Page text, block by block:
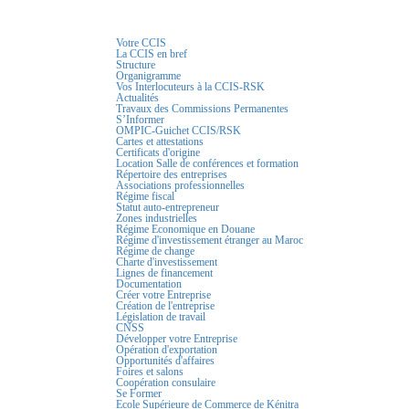
Votre CCIS
La CCIS en bref
Structure
Organigramme
Vos Interlocuteurs à la CCIS-RSK
Actualités
Travaux des Commissions Permanentes
S’Informer
OMPIC-Guichet CCIS/RSK
Cartes et attestations
Certificats d'origine
Location Salle de conférences et formation
Répertoire des entreprises
Associations professionnelles
Régime fiscal
Statut auto-entrepreneur
Zones industrielles
Régime Economique en Douane
Régime d'investissement étranger au Maroc
Régime de change
Charte d'investissement
Lignes de financement
Documentation
Créer votre Entreprise
Création de l'entreprise
Législation de travail
CNSS
Développer votre Entreprise
Opération d'exportation
Opportunités d'affaires
Foires et salons
Coopération consulaire
Se Former
Ecole Supérieure de Commerce de Kénitra